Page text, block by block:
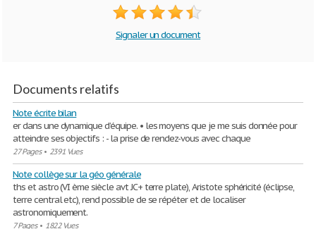
Signaler un document
Documents relatifs
Note écrite bilan
er dans une dynamique d’équipe. • les moyens que je me suis donnée pour
atteindre ses objectifs : - la prise de rendez-vous avec chaque
27 Pages• 2391 Vues
Note collège sur la géo générale
ths et astro (VI ème siècle avt JC+ terre plate), Aristote sphéricité (éclipse,
terre central etc), rend possible de se répéter et de localiser
astronomiquement.
7 Pages• 1822 Vues